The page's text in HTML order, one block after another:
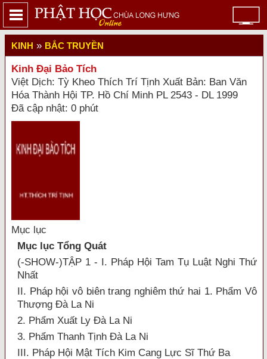
KINH » BẮC TRUYỀN
Kinh Đại Bảo Tích
Việt Dịch: Tỳ Kheo Thích Trí Tịnh Xuất Bản: Ban Văn
Hóa Thành Hội TP. Hồ Chí Minh PL 2543 - DL 1999
Đã cập nhật: 0 phút
Mục lục
Mục lục Tổng Quát
(-SHOW-)TẬP 1 - I. Pháp Hội Tam Tụ Luật Nghi Thứ
Nhất
II. Pháp hội vô biên trang nghiêm thứ hai 1. Phẩm Vô
Thượng Đà La Ni
2. Phẩm Xuất Ly Đà La Ni
3. Phẩm Thanh Tịnh Đà La Ni
III. Pháp Hội Mật Tích Kim Cang Lực Sĩ Thứ Ba